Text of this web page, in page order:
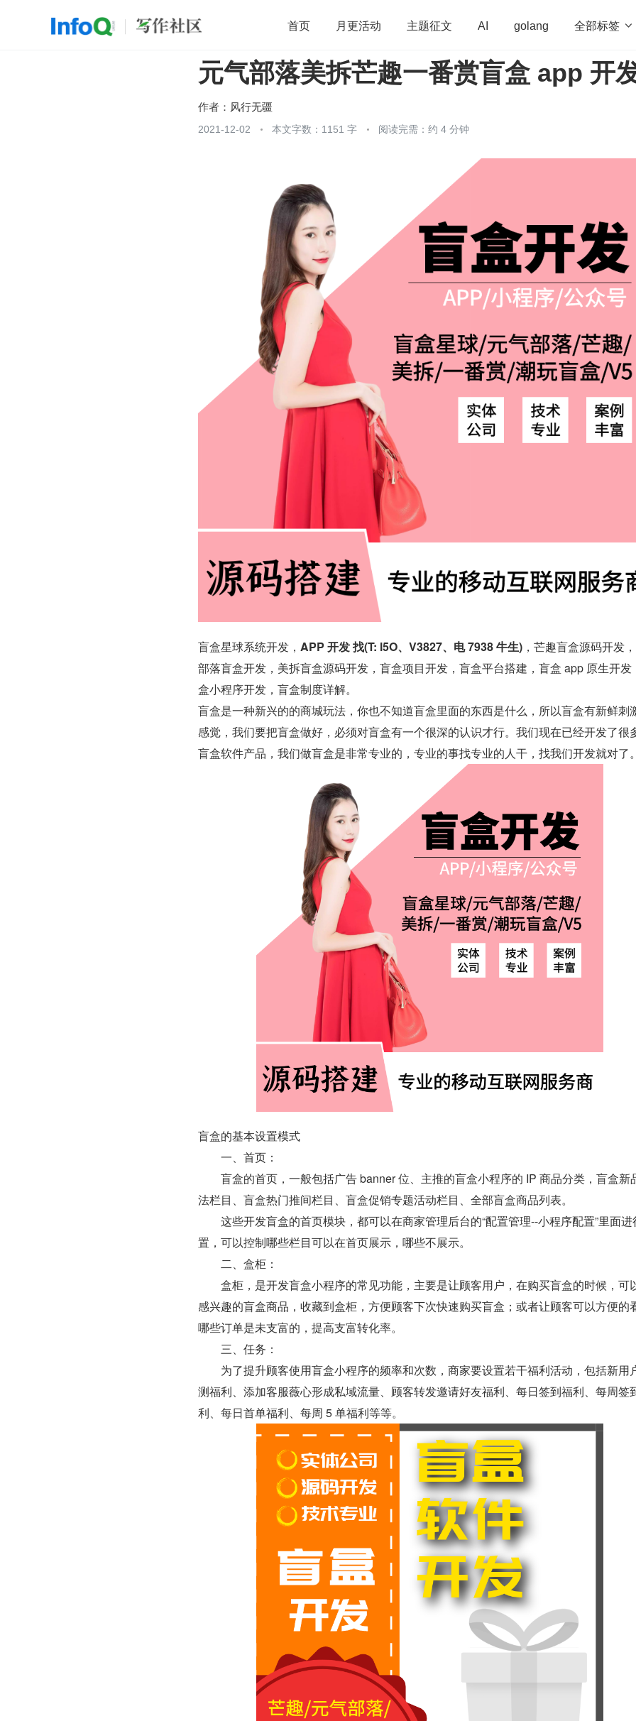
首页 月更活动 主题征文 AI golang 全部标签 
开源 架构 OpenHarmony 算法 学习方法 Web3.0 高
元气部落美拆芒趣一番赏盲盒 app 开
作者： 风行无疆
2021-12-02 本文字数：1151 字 阅读完需：约 4 分钟
盲盒星球系统开发， APP 开发 找(T: l5O、V3827、电 7938 牛生) ，芒趣盲盒源码开发
部落盲盒开发，美拆盲盒源码开发，盲盒项目开发，盲盒平台搭建，盲盒 app 原生开发
盒小程序开发，盲盒制度详解。
盲盒是一种新兴的的商城玩法，你也不知道盲盒里面的东西是什么，所以盲盒有新鲜刺
感觉，我们要把盲盒做好，必须对盲盒有一个很深的认识才行。我们现在已经开发了很
盲盒软件产品，我们做盲盒是非常专业的，专业的事找专业的人干，找我们开发就对了。
盲盒的基本设置模式
一、首页：
盲盒的首页，一般包括广告 banner 位、主推的盲盒小程序的 IP 商品分类，盲盒新
法栏目、盲盒热门推间栏目、盲盒促销专题活动栏目、全部盲盒商品列表。
这些开发盲盒的首页模块，都可以在商家管理后台的“配置管理--小程序配置”里面进
置，可以控制哪些栏目可以在首页展示，哪些不展示。
二、盒柜：
盒柜，是开发盲盒小程序的常见功能，主要是让顾客用户，在购买盲盒的时候，可
感兴趣的盲盒商品，收藏到盒柜，方便顾客下次快速购买盲盒；或者让顾客可以方便的
哪些订单是未支富的，提高支富转化率。
三、任务：
为了提升顾客使用盲盒小程序的频率和次数，商家要设置若干福利活动，包括新用
测福利、添加客服薇心形成私域流量、顾客转发邀请好友福利、每日签到福利、每周签
利、每日首单福利、每周 5 单福利等等。